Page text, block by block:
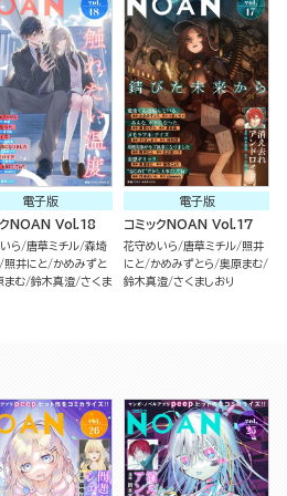
電子版
クNOAN Vol.18
ら 唐草ミチル 森埼
照井にと
かめみずと
まむ 鈴木真澄 さくま
電子版
コミックNOAN Vol.17
花守めいら 唐草ミチル 照井
にと
かめみずとら 奥原まむ
鈴木真澄 さくましおり